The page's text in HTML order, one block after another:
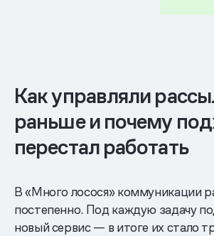
Как управляли
раньше и почему
перестал работать
В «Много лосося» коммуникации
постепенно. Под каждую задачу
новый сервис — в итоге их стало